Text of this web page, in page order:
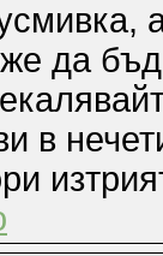
да
в